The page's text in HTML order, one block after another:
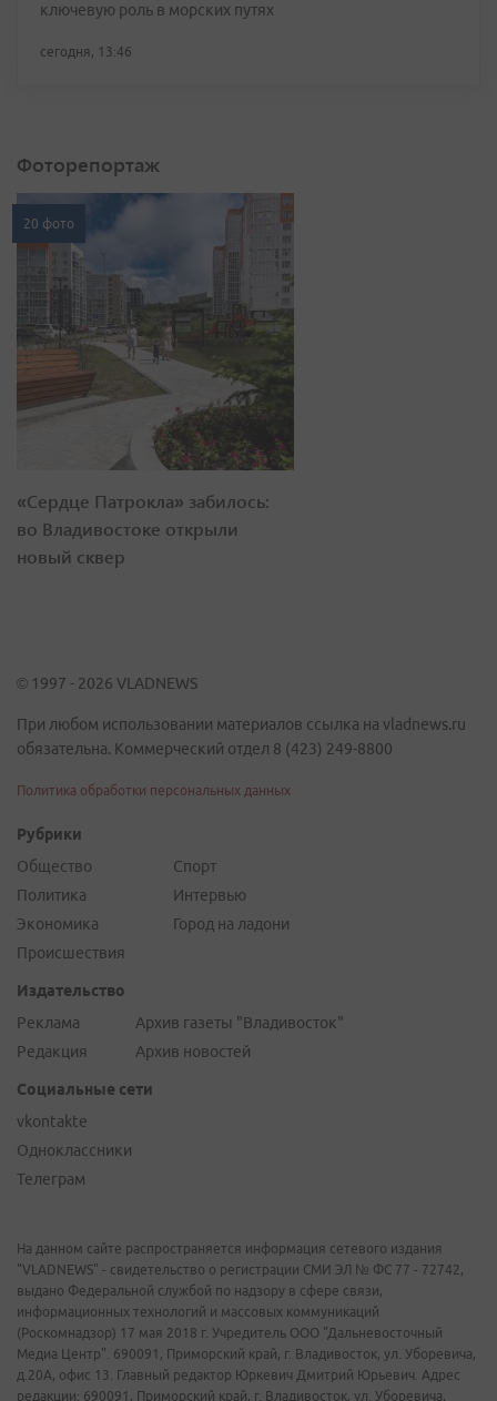
ключевую роль в морских путях
сегодня, 13:46
Фоторепортаж
20 фото
«Сердце Патрокла» забилось:
во Владивостоке открыли
новый сквер
© 1997 - 2026 VLADNEWS
При любом использовании материалов ссылка на vladnews.ru
обязательна. Коммерческий отдел 8 (423) 249-8800
Политика обработки персональных данных
Рубрики
Общество
Политика
Экономика
Происшествия
Спорт
Интервью
Город на ладони
Издательство
Реклама
Редакция
Архив газеты "Владивосток"
Архив новостей
Социальные сети
vkontakte
Одноклассники
Телеграм
На данном сайте распространяется информация сетевого издания
"VLADNEWS" - свидетельство о регистрации СМИ ЭЛ № ФС 77 - 72742,
выдано Федеральной службой по надзору в сфере связи,
информационных технологий и массовых коммуникаций
(Роскомнадзор) 17 мая 2018 г. Учредитель ООО "Дальневосточный
Медиа Центр". 690091, Приморский край, г. Владивосток, ул. Уборевича,
д.20А, офис 13. Главный редактор Юркевич Дмитрий Юрьевич. Адрес
редакции: 690091, Приморский край, г. Владивосток, ул. Уборевича,